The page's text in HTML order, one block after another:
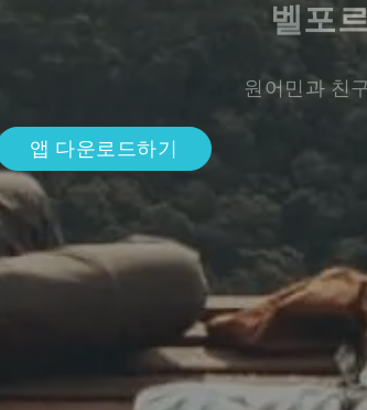
벨포
원어민과 친
앱 다운로드하기